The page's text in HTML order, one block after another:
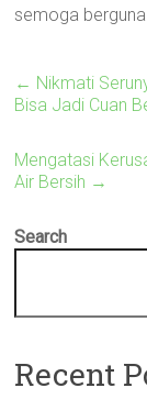
semoga
← Nikmati
Bisa Jadi Cuan
Mengatasi
Air Bersih →
Search
Recent